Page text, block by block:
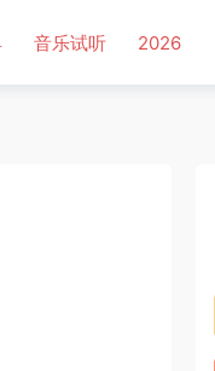
音乐试听 2026